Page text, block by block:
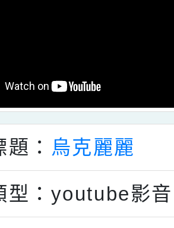
： 烏克麗麗
型：youtube影音